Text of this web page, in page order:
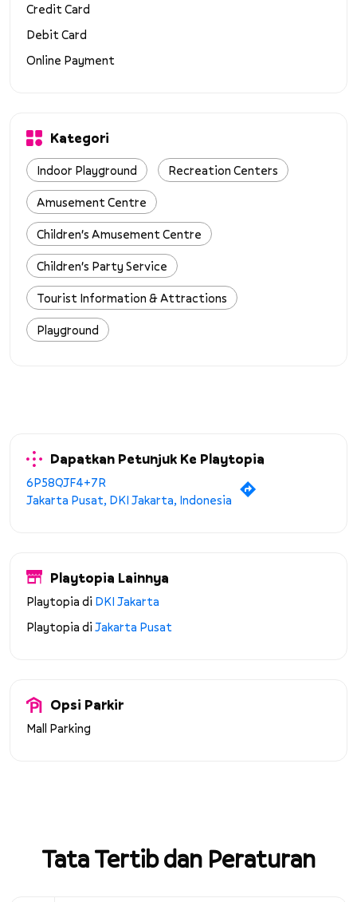
Credit Card
Debit Card
Online Payment
Kategori
Indoor Playground
Recreation Centers
Amusement Centre
Children's Amusement Centre
Children's Party Service
Tourist Information & Attractions
Playground
Dapatkan Petunjuk Ke Playtopia
6P58QJF4+7R
Jakarta Pusat, DKI Jakarta, Indonesia
Playtopia Lainnya
Playtopia di DKI Jakarta
Playtopia di Jakarta Pusat
Opsi Parkir
Mall Parking
Tata Tertib dan Peraturan